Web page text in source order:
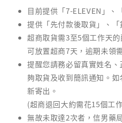
目前提供「7-ELEVEN」、
提供「先付款後取貨」、「
超商取貨需3至5個工作天
可放置超商7天，逾期未領
提醒您請務必留真實姓名
夠取貨及收到簡訊通知。
新寄出。
(超商退回大約需花15個工
無故未取達2次者，信男藥